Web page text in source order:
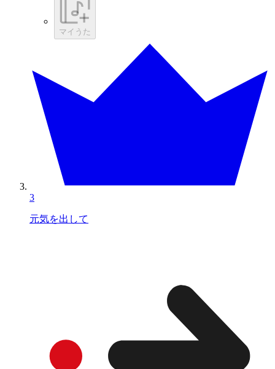
マイうた
3
元気を出して